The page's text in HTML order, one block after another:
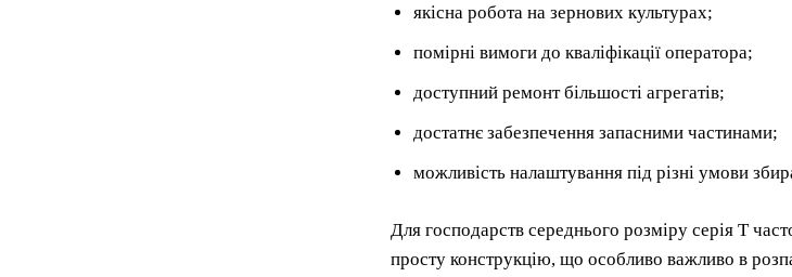
якісна робота на зернових культурах;
помірні вимоги до кваліфікації оператора;
доступний ремонт більшості агрегатів;
достатнє забезпечення запасними частинами;
можливість налаштування під різні умови
Для господарств середнього розміру серія T
просту конструкцію, що особливо важливо в